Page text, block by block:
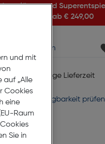
ab€ 249,00
vereinbaren
6 bis 8 Werktage Lieferzeit
liefern
in
Verfügbarkeit prüfen
und mit
auf „Alle
Cookies
eine
Raum
Sie in